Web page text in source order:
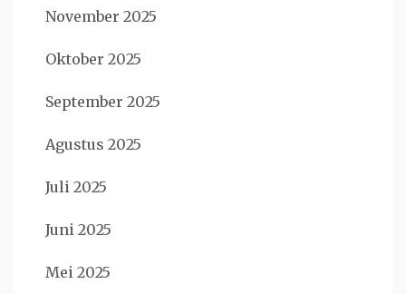
November 2025
Oktober 2025
September 2025
Agustus 2025
Juli 2025
Juni 2025
Mei 2025